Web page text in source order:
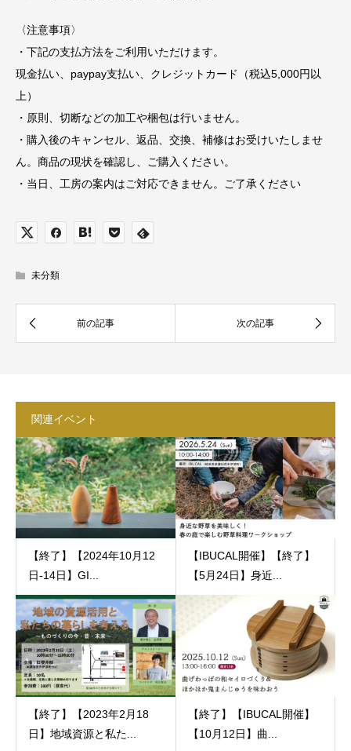
〈注意事項〉
・下記の支払方法をご利用いただけます。
現金払い、paypay支払い、クレジットカード（税込5,000円以
上）
・原則、切断などの加工や梱包は行いません。
・購入後のキャンセル、返品、交換、補修はお受けいたしませ
ん。商品の現状を確認し、ご購入ください。
・当日、工房の案内はご対応できません。ご了承ください
未分類
関連イベント
【終了】【2024年10月12
日-14日】GI...
【IBUCAL開催】【終了】
【5月24日】身近...
【終了】【2023年2月18
日】地域資源と私た...
【終了】【IBUCAL開催】
【10月12日】曲...